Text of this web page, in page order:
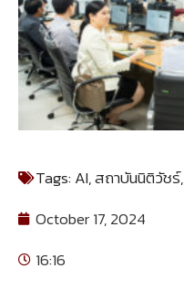
Tags:AI,สถาบันนิติวัชร์,
October 17, 2024
16:16